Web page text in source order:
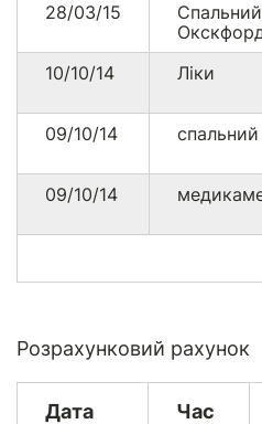
28/03/15
10/10/14 Ліки
09/10/14
09/10/14
Розрахунковий рахунок
Дата Час